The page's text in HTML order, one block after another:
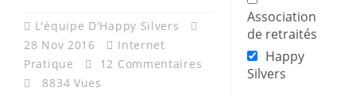
L'équipe D'Happy Silvers
28 Nov 2016
Internet
Pratique
12 Commentaires
8834 Vues
Association
de retraités
Happy
Silvers